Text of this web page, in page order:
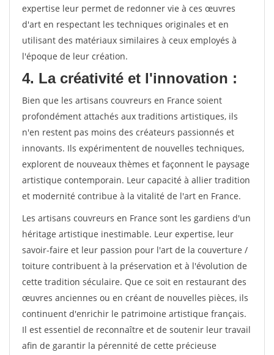
expertise leur permet de redonner vie à ces œuvres
d'art en respectant les techniques originales et en
utilisant des matériaux similaires à ceux employés à
l'époque de leur création.
4. La créativité et l'innovation :
Bien que les artisans couvreurs en France soient
profondément attachés aux traditions artistiques, ils
n'en restent pas moins des créateurs passionnés et
innovants. Ils expérimentent de nouvelles techniques,
explorent de nouveaux thèmes et façonnent le paysage
artistique contemporain. Leur capacité à allier tradition
et modernité contribue à la vitalité de l'art en France.
Les artisans couvreurs en France sont les gardiens d'un
héritage artistique inestimable. Leur expertise, leur
savoir-faire et leur passion pour l'art de la couverture /
toiture contribuent à la préservation et à l'évolution de
cette tradition séculaire. Que ce soit en restaurant des
œuvres anciennes ou en créant de nouvelles pièces, ils
continuent d'enrichir le patrimoine artistique français.
Il est essentiel de reconnaître et de soutenir leur travail
afin de garantir la pérennité de cette précieuse